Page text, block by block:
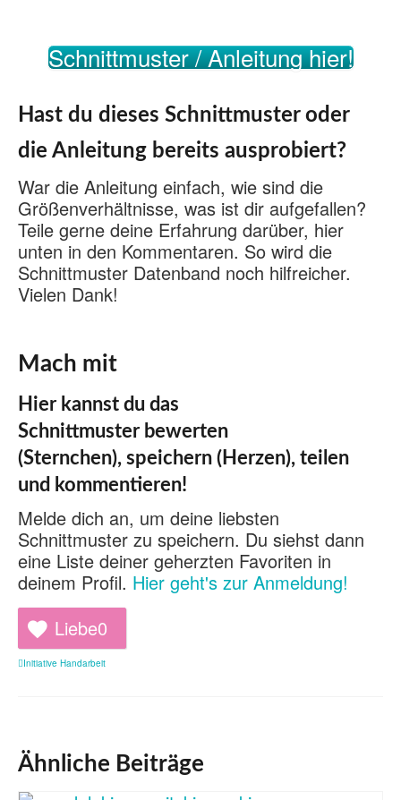
Schnittmuster / Anleitung hier!
Hast du dieses Schnittmuster oder
die Anleitung bereits ausprobiert?
War die Anleitung einfach, wie sind die
Größenverhältnisse, was ist dir aufgefallen?
Teile gerne deine Erfahrung darüber, hier
unten in den Kommentaren. So wird die
Schnittmuster Datenband noch hilfreicher.
Vielen Dank!
Mach mit
Hier kannst du das
Schnittmuster bewerten
(Sternchen), speichern (Herzen), teilen
und kommentieren!
Melde dich an, um deine liebsten
Schnittmuster zu speichern. Du siehst dann
eine Liste deiner geherzten Favoriten in
deinem Profil. Hier geht's zur Anmeldung!
Liebe0
Initiative Handarbeit
Ähnliche Beiträge